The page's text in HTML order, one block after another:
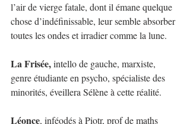
l’air de vierge fatale, dont il émane quelque
chose d’indéfinissable, leur semble absorber
toutes les ondes et irradier comme la lune.
La Frisée, intello de gauche, marxiste,
genre étudiante en psycho, spécialiste des
minorités, éveillera Sélène à cette réalité.
Léonce, inféodés à Piotr, prof de maths